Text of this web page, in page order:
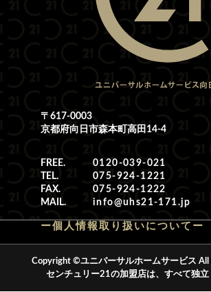
〒617-0003
京都府向日市森本町高田14-4
FREE.
0120-039-021
TEL.
075-924-1221
FAX.
075-924-1222
MAIL.
info@uhs21-171.jp
ー個人情報取り扱いについてー
Copyright ©ユニバーサルホームサービス All
センチュリー21の加盟店は、すべて独立